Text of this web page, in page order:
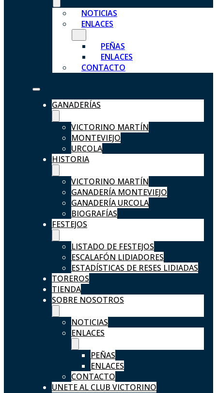
NOTICIAS
ENLACES
PEÑAS
ENLACES
CONTACTO
GANADERÍAS
VICTORINO MARTÍN
MONTEVIEJO
URCOLA
HISTORIA
VICTORINO MARTÍN
GANADERÍA MONTEVIEJO
GANADERÍA URCOLA
BIOGRAFÍAS
FESTEJOS
LISTADO DE FESTEJOS
ESCALAFÓN LIDIADORES
ESTADÍSTICAS DE RESES LIDIADAS
TOREROS
TIENDA
SOBRE NOSOTROS
NOTICIAS
ENLACES
PEÑAS
ENLACES
CONTACTO
UNETE AL CLUB VICTORINO